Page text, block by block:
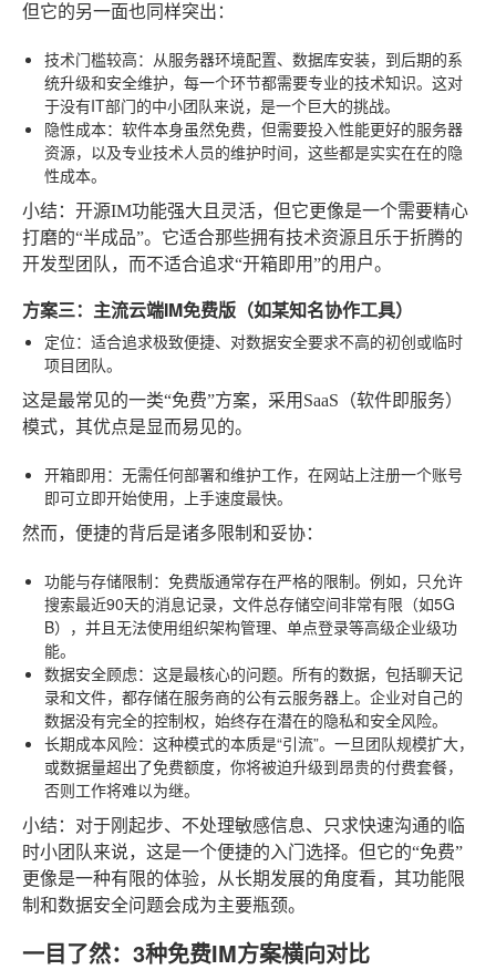
但它的另一面也同样突出：
技术门槛较高：从服务器环境配置、数据库安装，到后期的系
统升级和安全维护，每一个环节都需要专业的技术知识。这对
于没有IT部门的中小团队来说，是一个巨大的挑战。
隐性成本：软件本身虽然免费，但需要投入性能更好的服务器
资源，以及专业技术人员的维护时间，这些都是实实在在的隐
性成本。
小结 ：开源IM功能强大且灵活，但它更像是一个需要精心
打磨的“半成品”。它适合那些拥有技术资源且乐于折腾的
开发型团队，而不适合追求“开箱即用”的用户。
方案三：主流云端IM免费版（如某知名协作工具）
定位：适合追求极致便捷、对数据安全要求不高的初创或临时
项目团队。
这是最常见的一类“免费”方案，采用SaaS（软件即服务）
模式，其优点是显而易见的。
开箱即用：无需任何部署和维护工作，在网站上注册一个账号
即可立即开始使用，上手速度最快。
然而，便捷的背后是诸多限制和妥协：
功能与存储限制：免费版通常存在严格的限制。例如，只允许
搜索最近90天的消息记录，文件总存储空间非常有限（如5G
B），并且无法使用组织架构管理、单点登录等高级企业级功
能。
数据安全顾虑：这是最核心的问题。所有的数据，包括聊天记
录和文件，都存储在服务商的公有云服务器上。企业对自己的
数据没有完全的控制权，始终存在潜在的隐私和安全风险。
长期成本风险：这种模式的本质是“引流”。一旦团队规模扩大，
或数据量超出了免费额度，你将被迫升级到昂贵的付费套餐，
否则工作将难以为继。
小结 ：对于刚起步、不处理敏感信息、只求快速沟通的临
时小团队来说，这是一个便捷的入门选择。但它的“免费”
更像是一种有限的体验，从长期发展的角度看，其功能限
制和数据安全问题会成为主要瓶颈。
一目了然：3种免费IM方案横向对比